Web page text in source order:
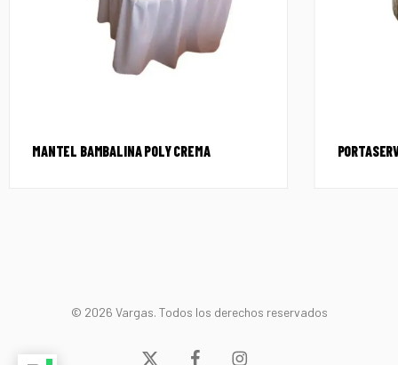
MANTEL BAMBALINA POLY CREMA
© 2026 Vargas. Todos los derechos reservados
x- facebookinstagram